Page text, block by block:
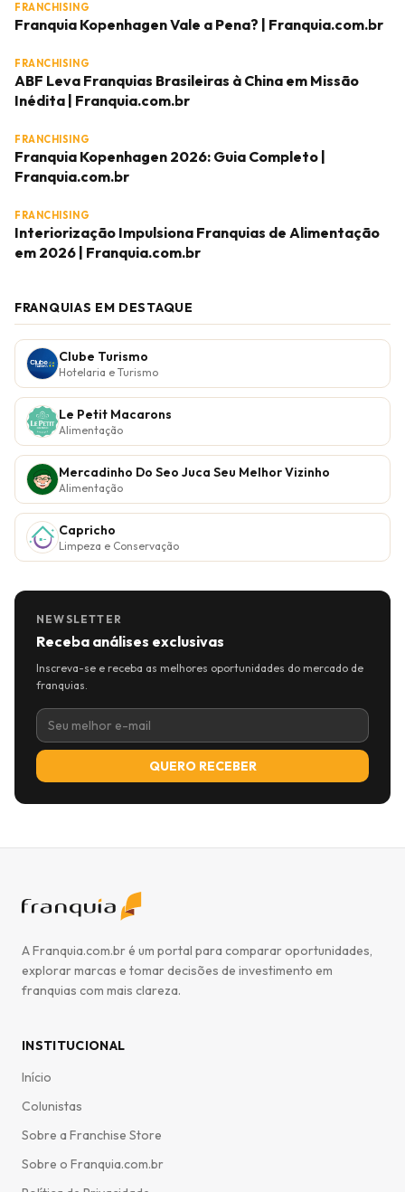
FRANCHISING
Franquia Kopenhagen Vale a Pena? | Franquia.com.br
FRANCHISING
ABF Leva Franquias Brasileiras à China em Missão
Inédita | Franquia.com.br
FRANCHISING
Franquia Kopenhagen 2026: Guia Completo |
Franquia.com.br
FRANCHISING
Interiorização Impulsiona Franquias de Alimentação
em 2026 | Franquia.com.br
FRANQUIAS EM DESTAQUE
Clube Turismo
Hotelaria e Turismo
Le Petit Macarons
Alimentação
Mercadinho Do Seo Juca Seu Melhor Vizinho
Alimentação
Capricho
Limpeza e Conservação
NEWSLETTER
Receba análises exclusivas
Inscreva-se e receba as melhores oportunidades do mercado de
franquias.
QUERO RECEBER
A Franquia.com.br é um portal para comparar oportunidades,
explorar marcas e tomar decisões de investimento em
franquias com mais clareza.
INSTITUCIONAL
Início
Colunistas
Sobre a Franchise Store
Sobre o Franquia.com.br